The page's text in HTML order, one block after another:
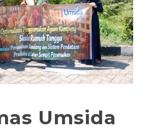
Umsida